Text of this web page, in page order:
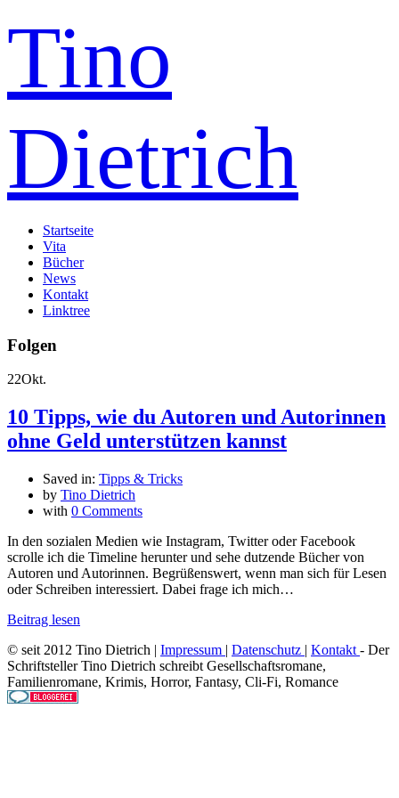
Tino
Dietrich
Startseite
Vita
Bücher
News
Kontakt
Linktree
Folgen
22Okt.
10 Tipps, wie du Autoren und Autorinnen
ohne Geld unterstützen kannst
Saved in: Tipps & Tricks
by Tino Dietrich
with 0 Comments
In den sozialen Medien wie Instagram, Twitter oder Facebook
scrolle ich die Timeline herunter und sehe dutzende Bücher von
Autoren und Autorinnen. Begrüßenswert, wenn man sich für Lesen
oder Schreiben interessiert. Dabei frage ich mich…
Beitrag lesen
© seit 2012 Tino Dietrich | Impressum | Datenschutz | Kontakt - Der
Schriftsteller Tino Dietrich schreibt Gesellschaftsromane,
Familienromane, Krimis, Horror, Fantasy, Cli-Fi, Romance